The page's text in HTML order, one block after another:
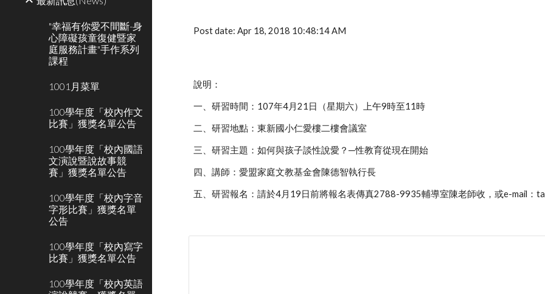
"幸福有你愛不間斷-身
心障礙孩童復健暨家
庭服務計畫"手作系列
課程
1001月菜單
100學年度「校內作文
比賽」獲獎名單公告
100學年度「校內國語
文演說暨說故事競
賽」獲獎名單公告
100學年度「校內字音
字形比賽」獲獎名單
公告
100學年度「校內寫字
比賽」獲獎名單公告
100學年度「校內英語
Post date: Apr 18, 2018 10:48:14 AM
說明：
一、研習時間：107年4月21日（星期六）上午9時至11時
二、研習地點：東新國小仁愛樓二樓會議室
三、研習主題：如何與孩子談性說愛？─性教育從現在開始
四、講師：愛盟家庭文教基金會陳德智執行長
五、研習報名：請於4月19日前將報名表傳真2788-9935輔導室陳老師收，或e-mail：